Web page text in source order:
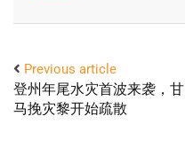
Previous article
登州年尾水灾首波来袭，甘
马挽灾黎开始疏散